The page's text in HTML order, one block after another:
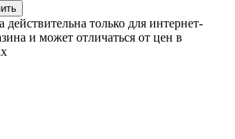
действительна только для интернет-
и может отличаться от цен в